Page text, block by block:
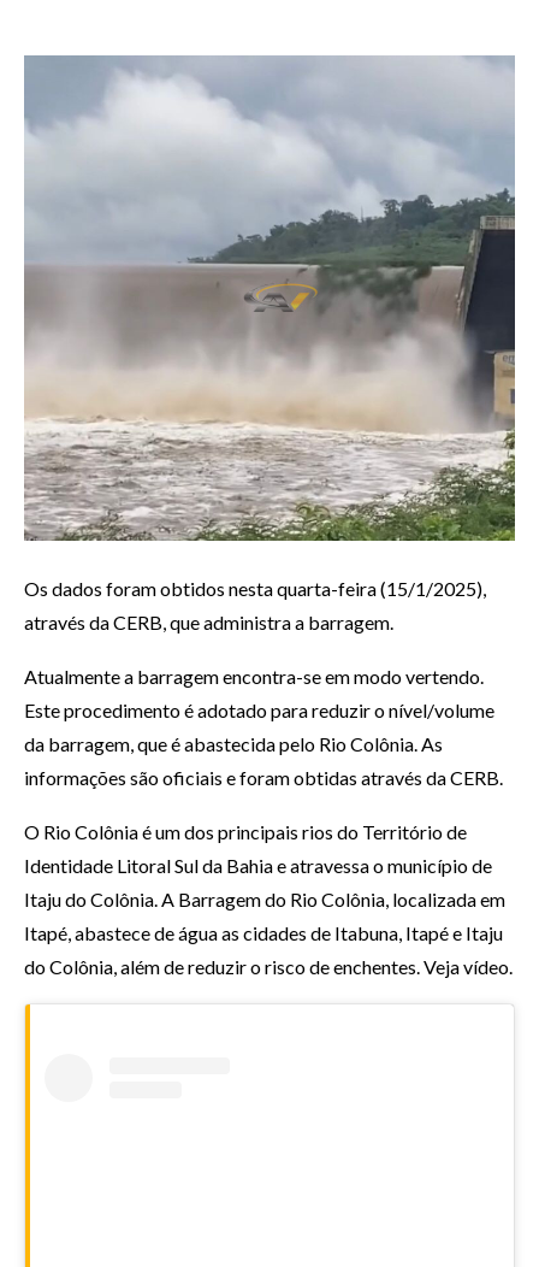
Os dados foram obtidos nesta quarta-feira (15/1/2025),
através da CERB, que administra a barragem.
Atualmente a barragem encontra-se em modo vertendo.
Este procedimento é adotado para reduzir o nível/volume
da barragem, que é abastecida pelo Rio Colônia. As
informações são oficiais e foram obtidas através da CERB.
O Rio Colônia é um dos principais rios do Território de
Identidade Litoral Sul da Bahia e atravessa o município de
Itaju do Colônia. A Barragem do Rio Colônia, localizada em
Itapé, abastece de água as cidades de Itabuna, Itapé e Itaju
do Colônia, além de reduzir o risco de enchentes. Veja vídeo.